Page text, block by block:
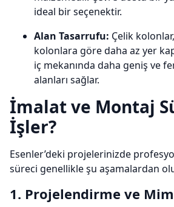
ideal bir seçenektir.
Alan Tasarrufu: Çelik
kolonlara göre daha az yer
iç mekanında daha geniş ve
alanları sağlar.
İmalat ve Montaj
İşler?
Esenler’deki projelerinizde
süreci genellikle şu aşamalardan
1. Projelendirme ve